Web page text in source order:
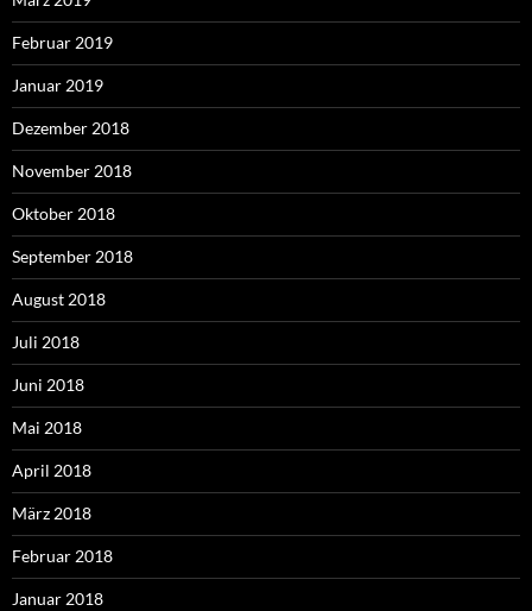
Februar 2019
Januar 2019
Dezember 2018
November 2018
Oktober 2018
September 2018
August 2018
Juli 2018
Juni 2018
Mai 2018
April 2018
März 2018
Februar 2018
Januar 2018